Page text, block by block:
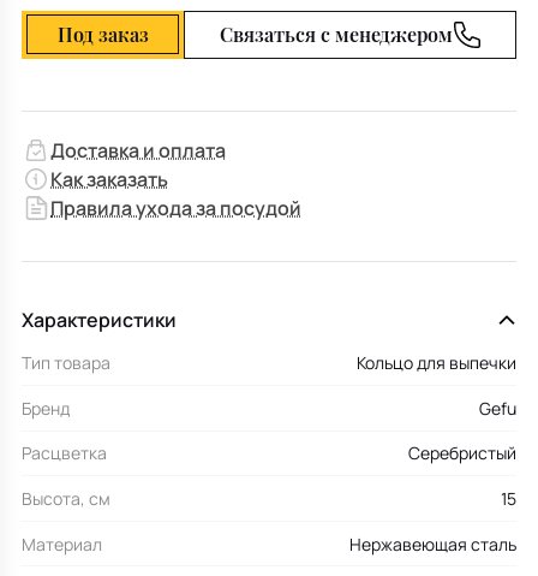
Под заказ Связаться с менеджером
Доставка и оплата
Как заказать
Правила ухода за посудой
Характеристики
Тип товара
Кольцо для выпечки
Бренд
Gefu
Расцветка
Серебристый
Высота, см
15
Материал
Нержавеющая сталь